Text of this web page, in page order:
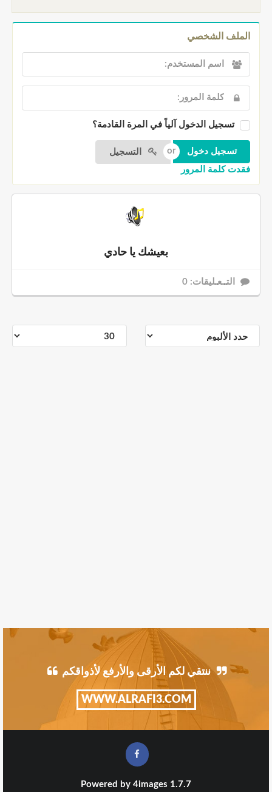
الملف الشخصي
تسجيل الدخول آلياً في المرة القادمة؟
التسجيل
فقدت كلمة المرور
بعيشك يا حادي
التــعـليقات: 0
ننتقي لكم الأرقى والأرفع لأذواقكم
WWW.ALRAFI3.COM
Powered by 4images 1.7.7